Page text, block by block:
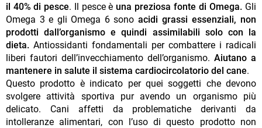
il 40% di pesce. Il pesce è una preziosa fonte di Omega. Gli
Omega 3 e gli Omega 6 sono acidi grassi essenziali, non
prodotti dall’organismo e quindi assimilabili solo con la
dieta. Antiossidanti fondamentali per combattere i radicali
liberi fautori dell’invecchiamento dell’organismo. Aiutano a
mantenere in salute il sistema cardiocircolatorio del cane.
Questo prodotto è indicato per quei soggetti che devono
svolgere attività sportiva pur avendo un organismo più
delicato. Cani affetti da problematiche derivanti da
intolleranze alimentari, con l’uso di questo prodotto non